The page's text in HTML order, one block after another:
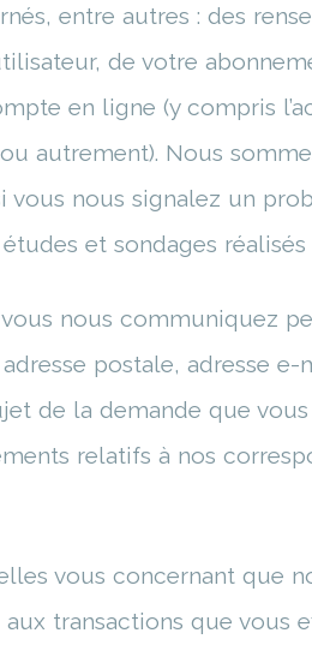
entre autres : des
de votre
en ligne (y compris
autrement). Nous
vous nous signalez un
et sondages réalisés
nous communiquez
postale, adresse
de la demande que
relatifs à nos
vous concernant que
transactions que vous